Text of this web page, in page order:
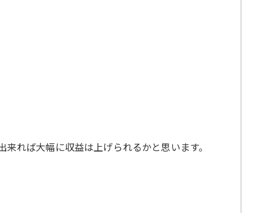
れば大幅に収益は上げられるかと思います。